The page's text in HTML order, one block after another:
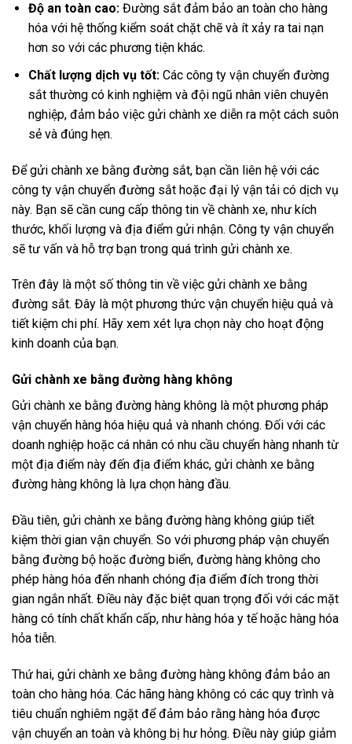
Độ an toàn cao:Đường sắt đảm bảo an toàn cho hàng
hóa với hệ thống kiểm soát chặt chẽ và ít xảy ra tai nạn
hơn so với các phương tiện khác.
Chất lượng dịch vụ tốt:Các công ty vận chuyển đường
sắt thường có kinh nghiệm và đội ngũ nhân viên chuyên
nghiệp, đảm bảo việc gửi chành xe diễn ra một cách suôn
sẻ và đúng hẹn.
Để gửi chành xe bằng đường sắt, bạn cần liên hệ với các
công ty vận chuyển đường sắt hoặc đại lý vận tải có dịch vụ
này. Bạn sẽ cần cung cấp thông tin về chành xe, như kích
thước, khối lượng và địa điểm gửi nhận. Công ty vận chuyển
sẽ tư vấn và hỗ trợ bạn trong quá trình gửi chành xe.
Trên đây là một số thông tin về việc gửi chành xe bằng
đường sắt. Đây là một phương thức vận chuyển hiệu quả và
tiết kiệm chi phí. Hãy xem xét lựa chọn này cho hoạt động
kinh doanh của bạn.
Gửi chành xe bằng đường hàng không
Gửi chành xe bằng đường hàng không là một phương pháp
vận chuyển hàng hóa hiệu quả và nhanh chóng. Đối với các
doanh nghiệp hoặc cá nhân có nhu cầu chuyển hàng nhanh từ
một địa điểm này đến địa điểm khác, gửi chành xe bằng
đường hàng không là lựa chọn hàng đầu.
Đầu tiên, gửi chành xe bằng đường hàng không giúp tiết
kiệm thời gian vận chuyển. So với phương pháp vận chuyển
bằng đường bộ hoặc đường biển, đường hàng không cho
phép hàng hóa đến nhanh chóng địa điểm đích trong thời
gian ngắn nhất. Điều này đặc biệt quan trọng đối với các mặt
hàng có tính chất khẩn cấp, như hàng hóa y tế hoặc hàng hóa
hỏa tiễn.
Thứ hai, gửi chành xe bằng đường hàng không đảm bảo an
toàn cho hàng hóa. Các hãng hàng không có các quy trình và
tiêu chuẩn nghiêm ngặt để đảm bảo rằng hàng hóa được
vận chuyển an toàn và không bị hư hỏng. Điều này giúp giảm